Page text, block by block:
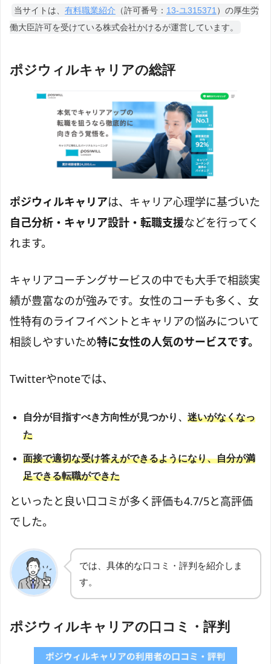
当サイトは、有料職業紹介 （許可番号： 13-ユ315371 ）の厚生労
働大臣許可を受けている株式会社かけるが運営しています。
ポジウィルキャリアの総評
ポジウィルキャリアは、キャリア心理学に基づいた
自己分析・キャリア設計・転職支援などを行ってく
れます。
キャリアコーチングサービスの中でも大手で相談実
績が豊富なのが強みです。女性のコーチも多く、女
性特有のライフイベントとキャリアの悩みについて
相談しやすいため特に女性の人気のサービスです。
Twitterやnoteでは、
自分が目指すべき方向性が見つかり、迷いがなくなっ
た
面接で適切な受け答えができるようになり、自分が満
足できる転職ができた
といったと良い口コミが多く評価も4.7/5と高評価
でした。
では、具体的な口コミ・評判を紹介しま
す。
ポジウィルキャリアの口コミ・評判